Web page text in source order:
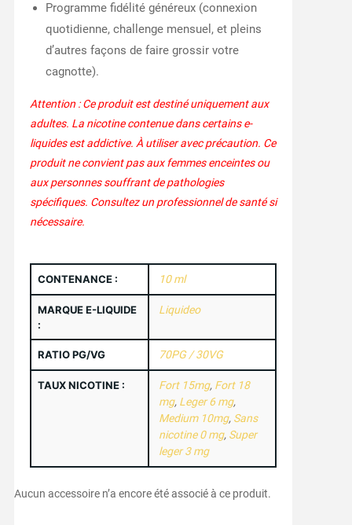
Programme fidélité généreux (connexion
quotidienne, challenge mensuel, et pleins
d’autres façons de faire grossir votre
cagnotte).
Attention : Ce produit est destiné uniquement aux
adultes. La nicotine contenue dans certains e-
liquides est addictive. À utiliser avec précaution. Ce
produit ne convient pas aux femmes enceintes ou
aux personnes souffrant de pathologies
spécifiques. Consultez un professionnel de santé si
nécessaire.
CONTENANCE : 10 ml
MARQUE E-LIQUIDE
:
Liquideo
RATIO PG/VG 70PG / 30VG
TAUX NICOTINE : Fort 15mg, Fort 18
mg, Leger 6 mg,
Medium 10mg, Sans
nicotine 0 mg, Super
leger 3 mg
Aucun accessoire n’a encore été associé à ce produit.